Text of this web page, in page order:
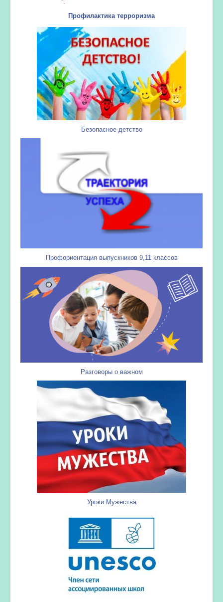
Профилактика терроризма
Безопасное детство
Профориентация выпускников 9,11 классов
Разговоры о важном
Уроки Мужества